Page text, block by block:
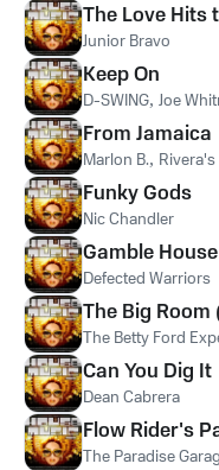
The Love Hits
Junior Bravo
Keep On
D-SWING, Joe
From Jamaica
Marlon B.,
Funky Gods
Nic Chandler
Gamble House
Defected Warriors
The Big
The Betty Ford
Can You Dig It
Dean Cabrera
Flow Rider's
The Paradise